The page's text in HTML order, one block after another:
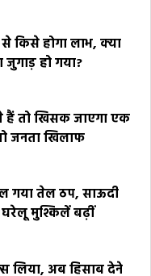
किसे होगा लाभ, क्या
हो गया?
हैं तो खिसक जाएगा एक
जनता खिलाफ
गया तेल ठप, साऊदी
घरेलू मुश्किलें बढ़ीं
लिया, अब हिसाब देने